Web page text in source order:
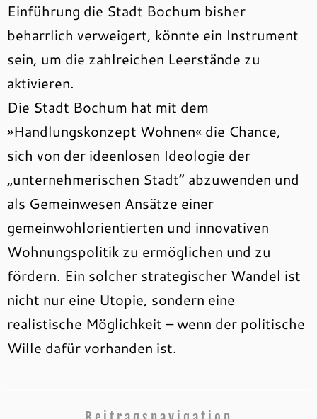
Einführung die Stadt Bochum bisher
beharrlich verweigert, könnte ein Instrument
sein, um die zahlreichen Leerstände zu
aktivieren.
Die Stadt Bochum hat mit dem
»Handlungskonzept Wohnen« die Chance,
sich von der ideenlosen Ideologie der
„unternehmerischen Stadt“ abzuwenden und
als Gemeinwesen Ansätze einer
gemeinwohlorientierten und innovativen
Wohnungspolitik zu ermöglichen und zu
fördern. Ein solcher strategischer Wandel ist
nicht nur eine Utopie, sondern eine
realistische Möglichkeit – wenn der politische
Wille dafür vorhanden ist.